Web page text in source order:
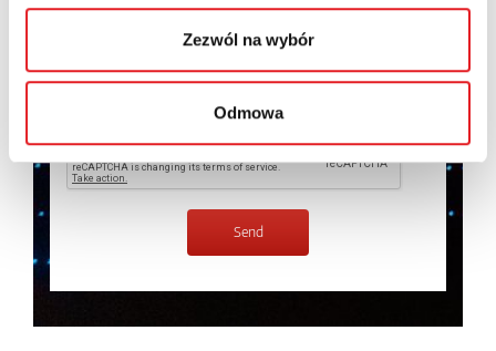
Zezwól na wybór
Odmowa
I have read thePrivacy Policy*